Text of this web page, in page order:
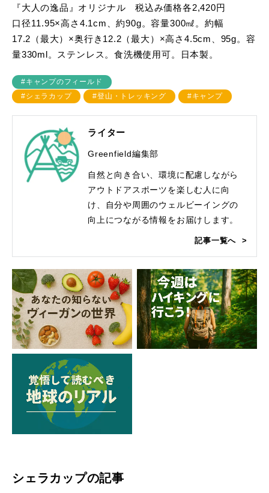
『大人の逸品』オリジナル 税込み価格各2,420円
口径11.95×高さ4.1cm、約90g。容量300㎖。約幅
17.2（最大）×奥行き12.2（最大）×高さ4.5cm、95g。容
量330ml。ステンレス。食洗機使用可。日本製。
#キャンプのフィールド
#シェラカップ
#登山・トレッキング #キャンプ
ライター
Greenfield編集部
自然と向き合い、環境に配慮しながら
アウトドアスポーツを楽しむ人に向
け、自分や周囲のウェルビーイングの
向上につながる情報をお届けします。
記事一覧へ
シェラカップの記事